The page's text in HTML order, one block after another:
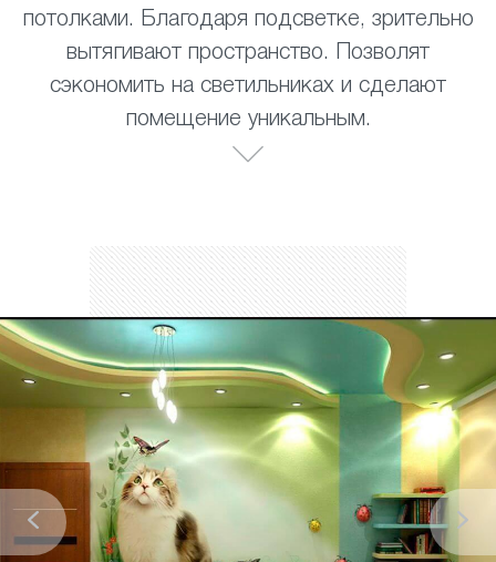
потолками. Благодаря подсветке, зрительно
вытягивают пространство. Позволят
сэкономить на светильниках и сделают
помещение уникальным.